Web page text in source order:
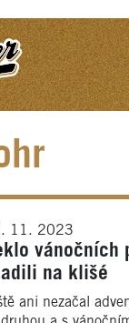
11. 2023
vánočních
na klišé
ani nezačal